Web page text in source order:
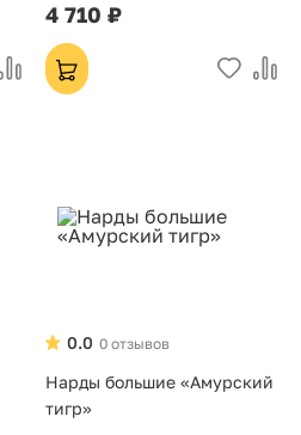
4 710 ₽
0 отзывов
0.0
Нарды большие «Амурский
тигр»